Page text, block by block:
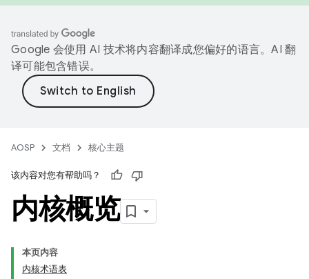
Google 会使用 AI 技术将内容翻译成您偏好的语言。AI 翻
译可能包含错误。
AOSP 文档 核心主题
该内容对您有帮助吗？
内核概览
本页内容
内核术语表